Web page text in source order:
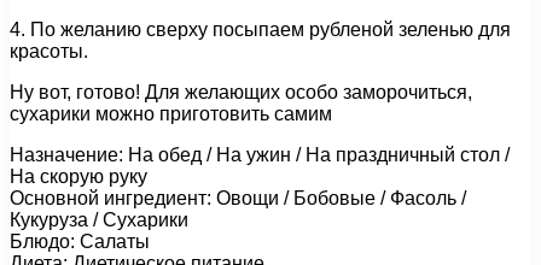
4. По желанию сверху посыпаем рубленой зеленью для
красоты.
Ну вот, готово! Для желающих особо заморочиться,
сухарики можно приготовить самим
Назначение: На обед / На ужин / На праздничный стол /
На скорую руку
Основной ингредиент: Овощи / Бобовые / Фасоль /
Кукуруза / Сухарики
Блюдо: Салаты